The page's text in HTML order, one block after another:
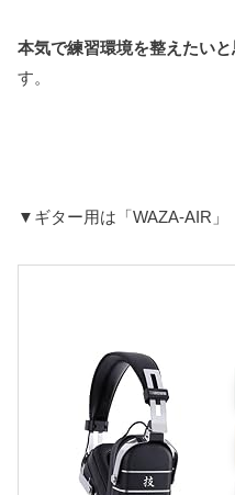
本気で練習環境を整えたい
す。
▼ギター用は「WAZA-AIR」